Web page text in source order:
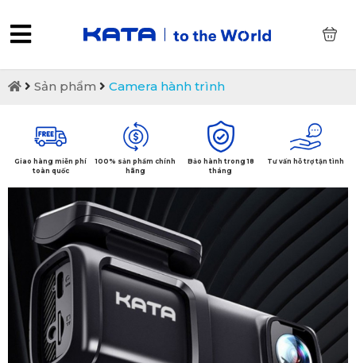
Sản phẩm Camera hành trình
Giao hàng miễn phí
toàn quốc
100% sản phẩm chính
hãng
Bảo hành trong 18
tháng
Tư vấn hỗ trợ tận tình